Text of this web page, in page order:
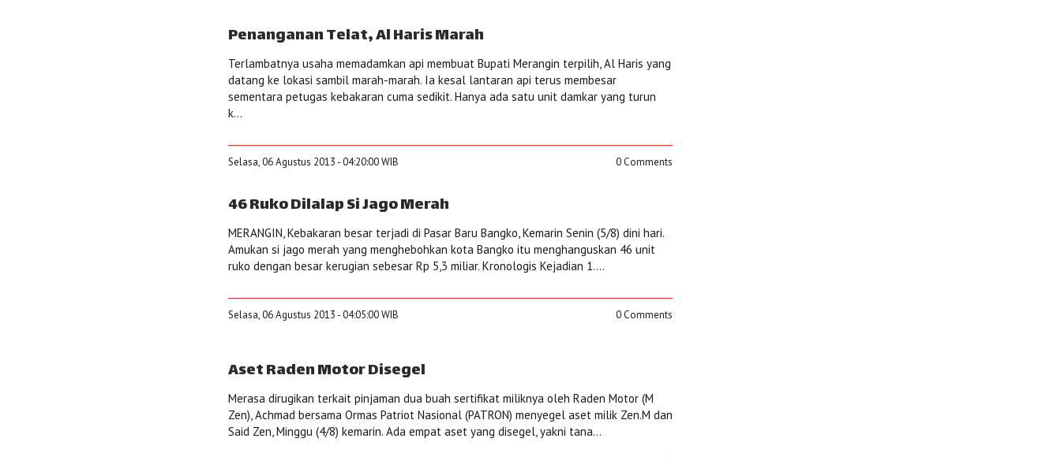
Penanganan Telat, Al Haris Marah
Terlambatnya usaha memadamkan api membuat Bupati Merangin terpilih, Al Haris yang
datang ke lokasi sambil marah-marah. Ia kesal lantaran api terus membesar
sementara petugas kebakaran cuma sedikit. Hanya ada satu unit damkar yang turun
k...
Selasa, 06 Agustus 2013 - 04:20:00 WIB 0 Comments
46 Ruko Dilalap Si Jago Merah
MERANGIN, Kebakaran besar terjadi di Pasar Baru Bangko, Kemarin Senin (5/8) dini hari.
Amukan si jago merah yang menghebohkan kota Bangko itu menghanguskan 46 unit
ruko dengan besar kerugian sebesar Rp 5,3 miliar. Kronologis Kejadian 1....
Selasa, 06 Agustus 2013 - 04:05:00 WIB 0 Comments
Aset Raden Motor Disegel
Merasa dirugikan terkait pinjaman dua buah sertifikat miliknya oleh Raden Motor (M
Zen), Achmad bersama Ormas Patriot Nasional (PATRON) menyegel aset milik Zen.M dan
Said Zen, Minggu (4/8) kemarin. Ada empat aset yang disegel, yakni tana...